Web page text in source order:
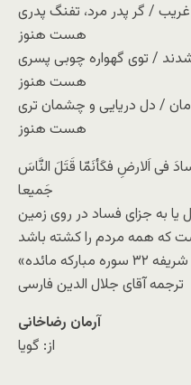
/ گر پدر مرد، تفنگ پدری
هست هنوز
/ توی گهواره چوبی پسری
هست هنوز
مان / دل دريايی و چشمان تری
هست هنوز
فی اَلارضِ فکَأنَمّا قَتَلَ النَّاسَ
جَميعا
به جزای فساد در روی زمين
ترجمه آقای جلال الدين فارسی
آرمان رضاخانی
از: گويا